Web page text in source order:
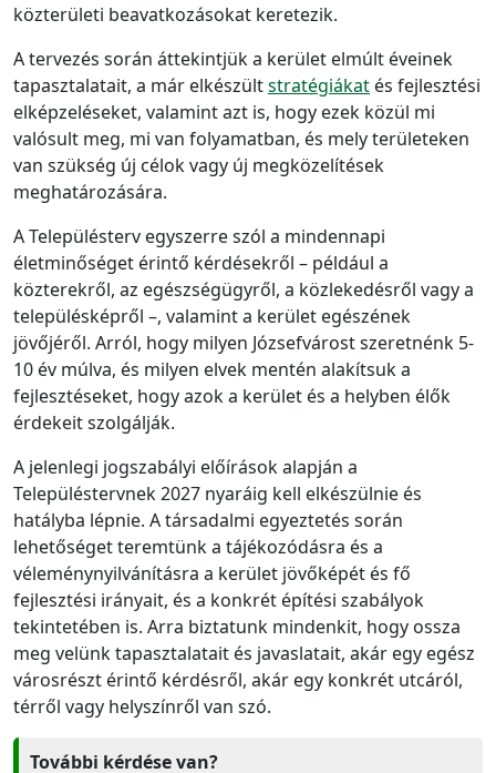
közterületi beavatkozásokat keretezik.
A tervezés során áttekintjük a kerület elmúlt éveinek
tapasztalatait, a már elkészültstratégiákat és fejlesztési
elképzeléseket, valamint azt is, hogy ezek közül mi
valósult meg, mi van folyamatban, és mely területeken
van szükség új célok vagy új megközelítések
meghatározására.
A Településterv egyszerre szól a mindennapi
életminőséget érintő kérdésekről – például a
közterekről, az egészségügyről, a közlekedésről vagy a
településképről –, valamint a kerület egészének
jövőjéről. Arról, hogy milyen Józsefvárost szeretnénk 5-
10 év múlva, és milyen elvek mentén alakítsuk a
fejlesztéseket, hogy azok a kerület és a helyben élők
érdekeit szolgálják.
A jelenlegi jogszabályi előírások alapján a
Településtervnek 2027 nyaráig kell elkészülnie és
hatályba lépnie. A társadalmi egyeztetés során
lehetőséget teremtünk a tájékozódásra és a
véleménynyilvánításra a kerület jövőképét és fő
fejlesztési irányait, és a konkrét építési szabályok
tekintetében is. Arra biztatunk mindenkit, hogy ossza
meg velünk tapasztalatait és javaslatait, akár egy egész
városrészt érintő kérdésről, akár egy konkrét utcáról,
térről vagy helyszínről van szó.
További kérdése van?